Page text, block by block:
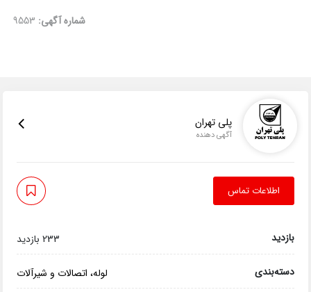
شماره آگهی: 9553
پلی تهران
آگهی دهنده
اطلاعات تماس
بازدید 233 بازدید
دسته‌بندی لوله، اتصالات و شیرآلات